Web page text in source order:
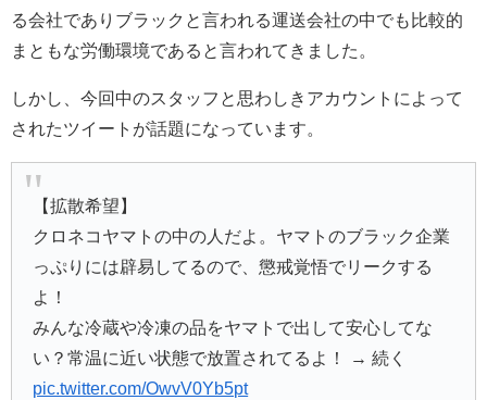
る会社でありブラックと言われる運送会社の中でも比較的
まともな労働環境であると言われてきました。
しかし、今回中のスタッフと思わしきアカウントによって
されたツイートが話題になっています。
【拡散希望】
クロネコヤマトの中の人だよ。ヤマトのブラック企業
っぷりには辟易してるので、懲戒覚悟でリークする
よ！
みんな冷蔵や冷凍の品をヤマトで出して安心してな
い？常温に近い状態で放置されてるよ！ → 続く
pic.twitter.com/OwvV0Yb5pt